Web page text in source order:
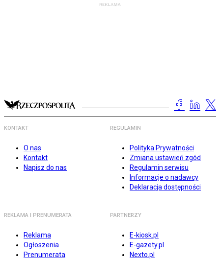
KONTAKT
O nas
Kontakt
Napisz do nas
REGULAMIN
Polityka Prywatności
Zmiana ustawień zgód
Regulamin serwisu
Informacje o nadawcy
Deklaracja dostępności
REKLAMA I PRENUMERATA
Reklama
Ogłoszenia
Prenumerata
PARTNERZY
E-kiosk.pl
E-gazety.pl
Nexto.pl